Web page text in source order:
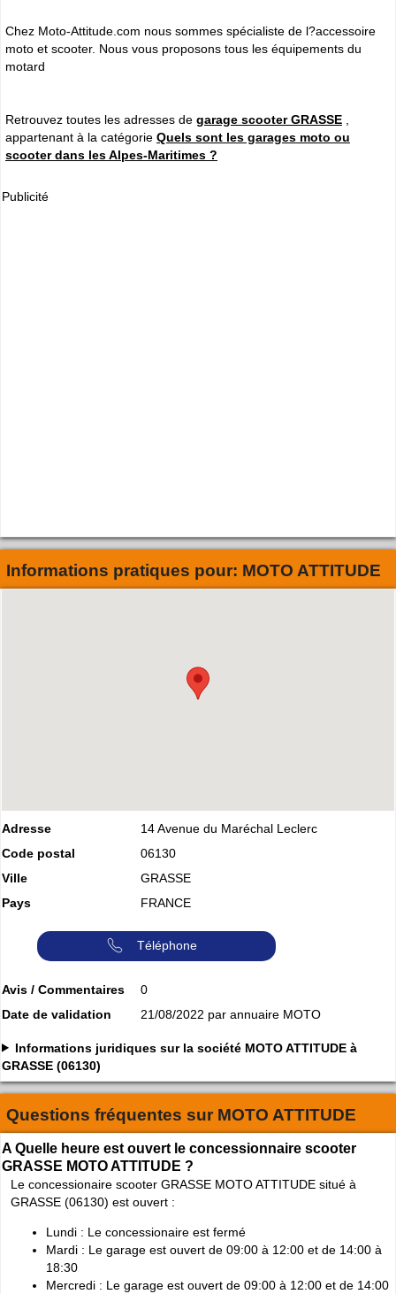
Chez Moto-Attitude.com nous sommes spécialiste de l?accessoire
moto et scooter. Nous vous proposons tous les équipements du
motard
Retrouvez toutes les adresses de garage scooter GRASSE
appartenant à la catégorie Quels sont les garages moto ou
scooter dans les Alpes-Maritimes ?
Publicité
Informations pratiques pour: MOTO ATTITUDE
Adresse
14 Avenue du Maréchal Leclerc
Code postal
06130
Ville
GRASSE
Pays
FRANCE
Téléphone
Avis / Commentaires
0
Date de validation
21/08/2022 par annuaire MOTO
Informations juridiques sur la société MOTO ATTITUDE à
GRASSE (06130)
Questions fréquentes sur MOTO ATTITUDE
A Quelle heure est ouvert le concessionnaire scooter
GRASSE MOTO ATTITUDE ?
Le concessionaire scooter GRASSE MOTO ATTITUDE situé à
GRASSE (06130) est ouvert :
Lundi : Le concessionaire est fermé
Mardi : Le garage est ouvert de 09:00 à 12:00 et de 14:00 à
18:30
Mercredi : Le garage est ouvert de 09:00 à 12:00 et de 14:00